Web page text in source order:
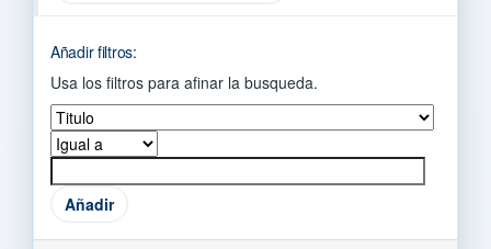
Añadir filtros:
Usa los filtros para afinar la busqueda.